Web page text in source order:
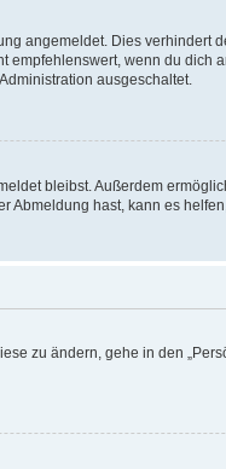
angemeldet. Dies
wenn du dich
ausgeschaltet.
bleibst. Außerdem
Abmeldung hast, kann es
zu ändern, gehe in den